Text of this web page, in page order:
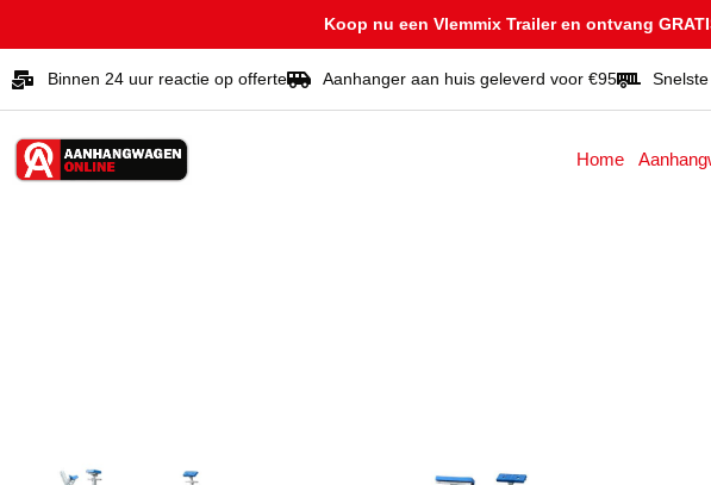
Koop nu een Vlemmix Trailer en ontvang
Binnen 24 uur reactie op offerte Aanhanger aan huis geleverd voor €95
Home